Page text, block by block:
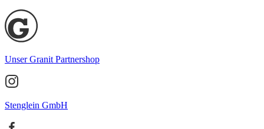
Unser Granit Partnershop
Stenglein GmbH